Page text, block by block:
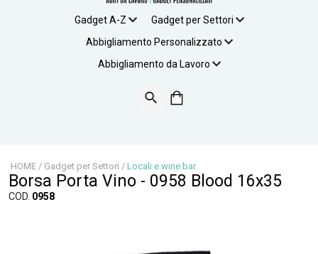
Gadget A-Z
Gadget per Settori
Abbigliamento Personalizzato
Abbigliamento da Lavoro
HOME / Gadget per Settori / Locali e wine bar
Borsa Porta Vino - 0958 Blood 16x35
COD. 0958